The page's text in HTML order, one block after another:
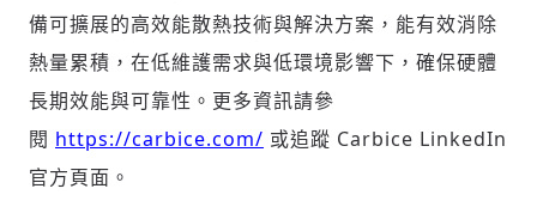
備可擴展的高效能散熱技術與解決方案，能有效消除
熱量累積，在低維護需求與低環境影響下，確保硬體
長期效能與可靠性。更多資訊請參
閱 https://carbice.com/ 或追蹤 Carbice LinkedIn
官方頁面。